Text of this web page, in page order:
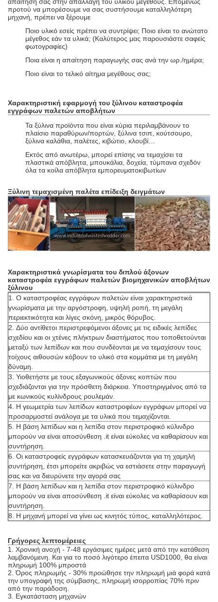
προτού να μπορέσουμε να σας συστήσουμε καταλληλότερη
μηχανή, πρέπει να ξέρουμε
Ποιο υλικό εσείς πρέπει να συντρίψει; Ποιο είναι το ανώτατο
μέγεθος εάν τα υλικά; (Καλύτερος μας παρουσιάστε σαφείς
φωτογραφίες)
Ποια είναι η απαίτηση παραγωγής σας ανά την ωρ./ημέρα;
Ποιο είναι το τελικό αίτημα μεγέθους σας;
Χαρακτηριστική εφαρμογή του ξύλινου καταστροφέα
εγγράφων παλετών αποβλήτων
Τα ξύλινα προϊόντα που είναι κύρια περιλαμβάνουν το
πλαίσιο παραθύρων/πορτών, ξύλινα τσιπ, κούτσουρο,
ξύλινα καλάθια, παλέτες, κιβώτιο, κλουβί…
Εκτός από ανωτέρω, μπορεί επίσης να τεμαχίσει τα
πλαστικά απόβλητα, μπουκάλια, δοχεία, τύμπανα σχεδόν
όλα τα κοίλα απόβλητα εμπορευματοκιβωτίων
Ξύλινη τεμαχισμένη παλέτα επίδειξη δειγμάτων
Χαρακτηριστικά γνωρίσματα του διπλού άξονων
καταστροφέα εγγράφων παλετών βιομηχανικών αποβλήτων
ξύλινου
1. Ο καταστροφέας εγγράφων παλετών είναι χαρακτηριστικά
γνωρίσματα με την αργόστροφη, υψηλή ροπή, τη μεγάλη
περιεκτικότητα και λίγες σκόνη, μικρός θόρυβος.
2. Δύο αντίθετοι περιστρεφόμενοι άξονες με τις ειδικές λεπίδες
σχεδίου και οι χτένες πλήκτρων διαστήματος που τοποθετούνται
μεταξύ των λεπίδων και που συνδέονται με να τεμαχίσουν τους
τοίχους αιθουσών κόβουν το υλικό στα κομμάτια με τη μεγάλη
δύναμη.
3. Υιοθετήστε με τους εξαγωνικούς άξονες κοπτών που
σχεδιάζονται για την πρόσθετη διάρκεια. Υποστηριγμένος από τα
με κωνικούς κυλίνδρους ρουλεμάν.
4. Η γεωμετρία των λεπίδων καταστροφέων εγγράφων μπορεί να
προσαρμοστεί ανάλογα με τα υλικά που τεμαχίζονται.
5. Η βάση λεπίδων και η λεπίδα στον περιστροφικό κύλινδρο
μπορούν να είναι αποσύνθεση .it είναι εύκολες να καθαρίσουν και
συντήρηση.
6. Οι καταστροφείς εγγράφων κατασκευάζονται για τη χαμηλή
συντήρηση, έτσι μπορείτε ακριβώς να εστιάσετε στην παραγωγή
σας και να διευρύνετε την αγορά σας
7. Η βάση λεπίδων και η λεπίδα στον περιστροφικό κύλινδρο
μπορούν να είναι αποσύνθεση .it είναι εύκολες να καθαρίσουν και
συντήρηση.
8. Η μηχανή μπορεί να γίνει ως κινητός τύπος, καταλληλότερος.
Γρήγορες λεπτομέρειες
1. Χρονική ανοχή - 7-48 εργάσιμες ημέρες μετά από την κατάθεση
λαμβανόμενη. Και για το ποσό λιγότερο έπειτα USD1000, θα είναι
πληρωμή 100% μπροστά
2.Όρος πληρωμής - 30% προώθησε την πληρωμή μιά φορά κατά
την υπογραφή της σύμβασης, πληρωμή ισορροπίας 70% πριν
από την παράδοση.
3. Εγκατάσταση μηχανών